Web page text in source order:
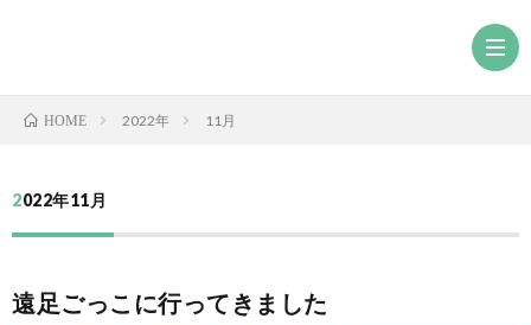
HOME 2022年 11月
2022年11月
遠足ごっこに行ってきました